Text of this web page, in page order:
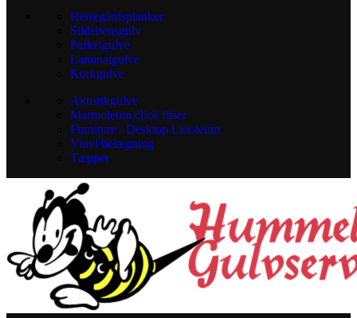
Herregårdsplanker
Sildebensgulv
Parketgulve
Laminatgulve
Korkgulve
Akustikgulve
Marmoleum click fliser
Furniture / Desktop Linoleum
Vinyl belægning
Tæpper